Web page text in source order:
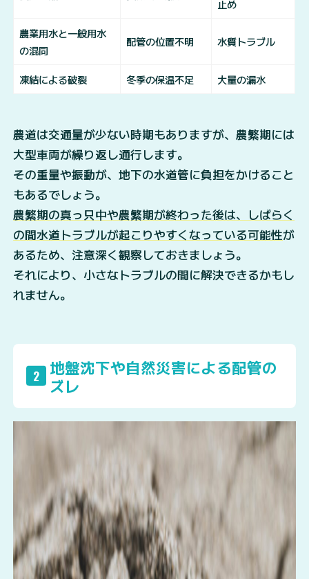
止め
農業用水と一般用水
の混同
配管の位置不明 水質トラブル
凍結による破裂 冬季の保温不足 大量の漏水
農道は交通量が少ない時期もありますが、農繁期には
大型車両が繰り返し通行します。
その重量や振動が、地下の水道管に負担をかけること
もあるでしょう。
農繁期の真っ只中や農繁期が終わった後は、しばらく
の間水道トラブルが起こりやすくなっている可能性が
あるため、注意深く観察しておきましょう。
それにより、小さなトラブルの間に解決できるかもし
れません。
2
地盤沈下や自然災害による配管の
ズレ